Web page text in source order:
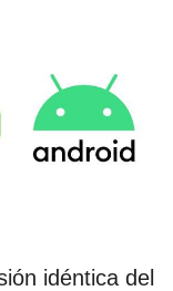
idéntica del